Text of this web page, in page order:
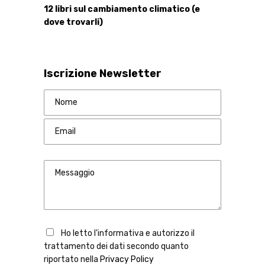
12 libri sul cambiamento climatico (e
dove trovarli)
Iscrizione Newsletter
Ho letto l'informativa e autorizzo il
trattamento dei dati secondo quanto
riportato nella Privacy Policy